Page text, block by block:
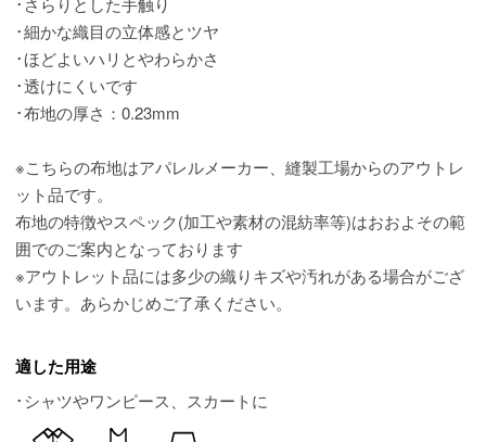
･細かな織目の立体感とツヤ
･ほどよいハリとやわらかさ
･透けにくいです
･布地の厚さ：0.23mm
※こちらの布地はアパレルメーカー、縫製工場からのアウトレ
ット品です。
布地の特徴やスペック(加工や素材の混紡率等)はおおよその範
囲でのご案内となっております
※アウトレット品には多少の織りキズや汚れがある場合がござ
います。あらかじめご了承ください。
適した用途
･シャツやワンピース、スカートに